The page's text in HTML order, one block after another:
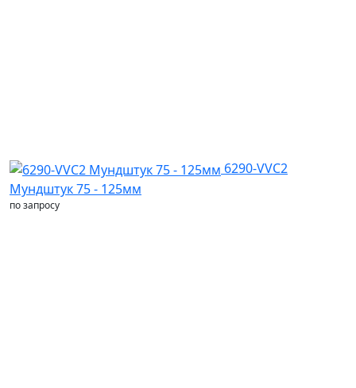
6290-VVC2
Мундштук 75 - 125мм
по запросу